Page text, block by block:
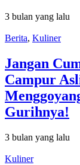
3 bulan yang lalu
Berita, Kuliner
Jangan
Campur
Gurihnya!
3 bulan yang lalu
Kuliner